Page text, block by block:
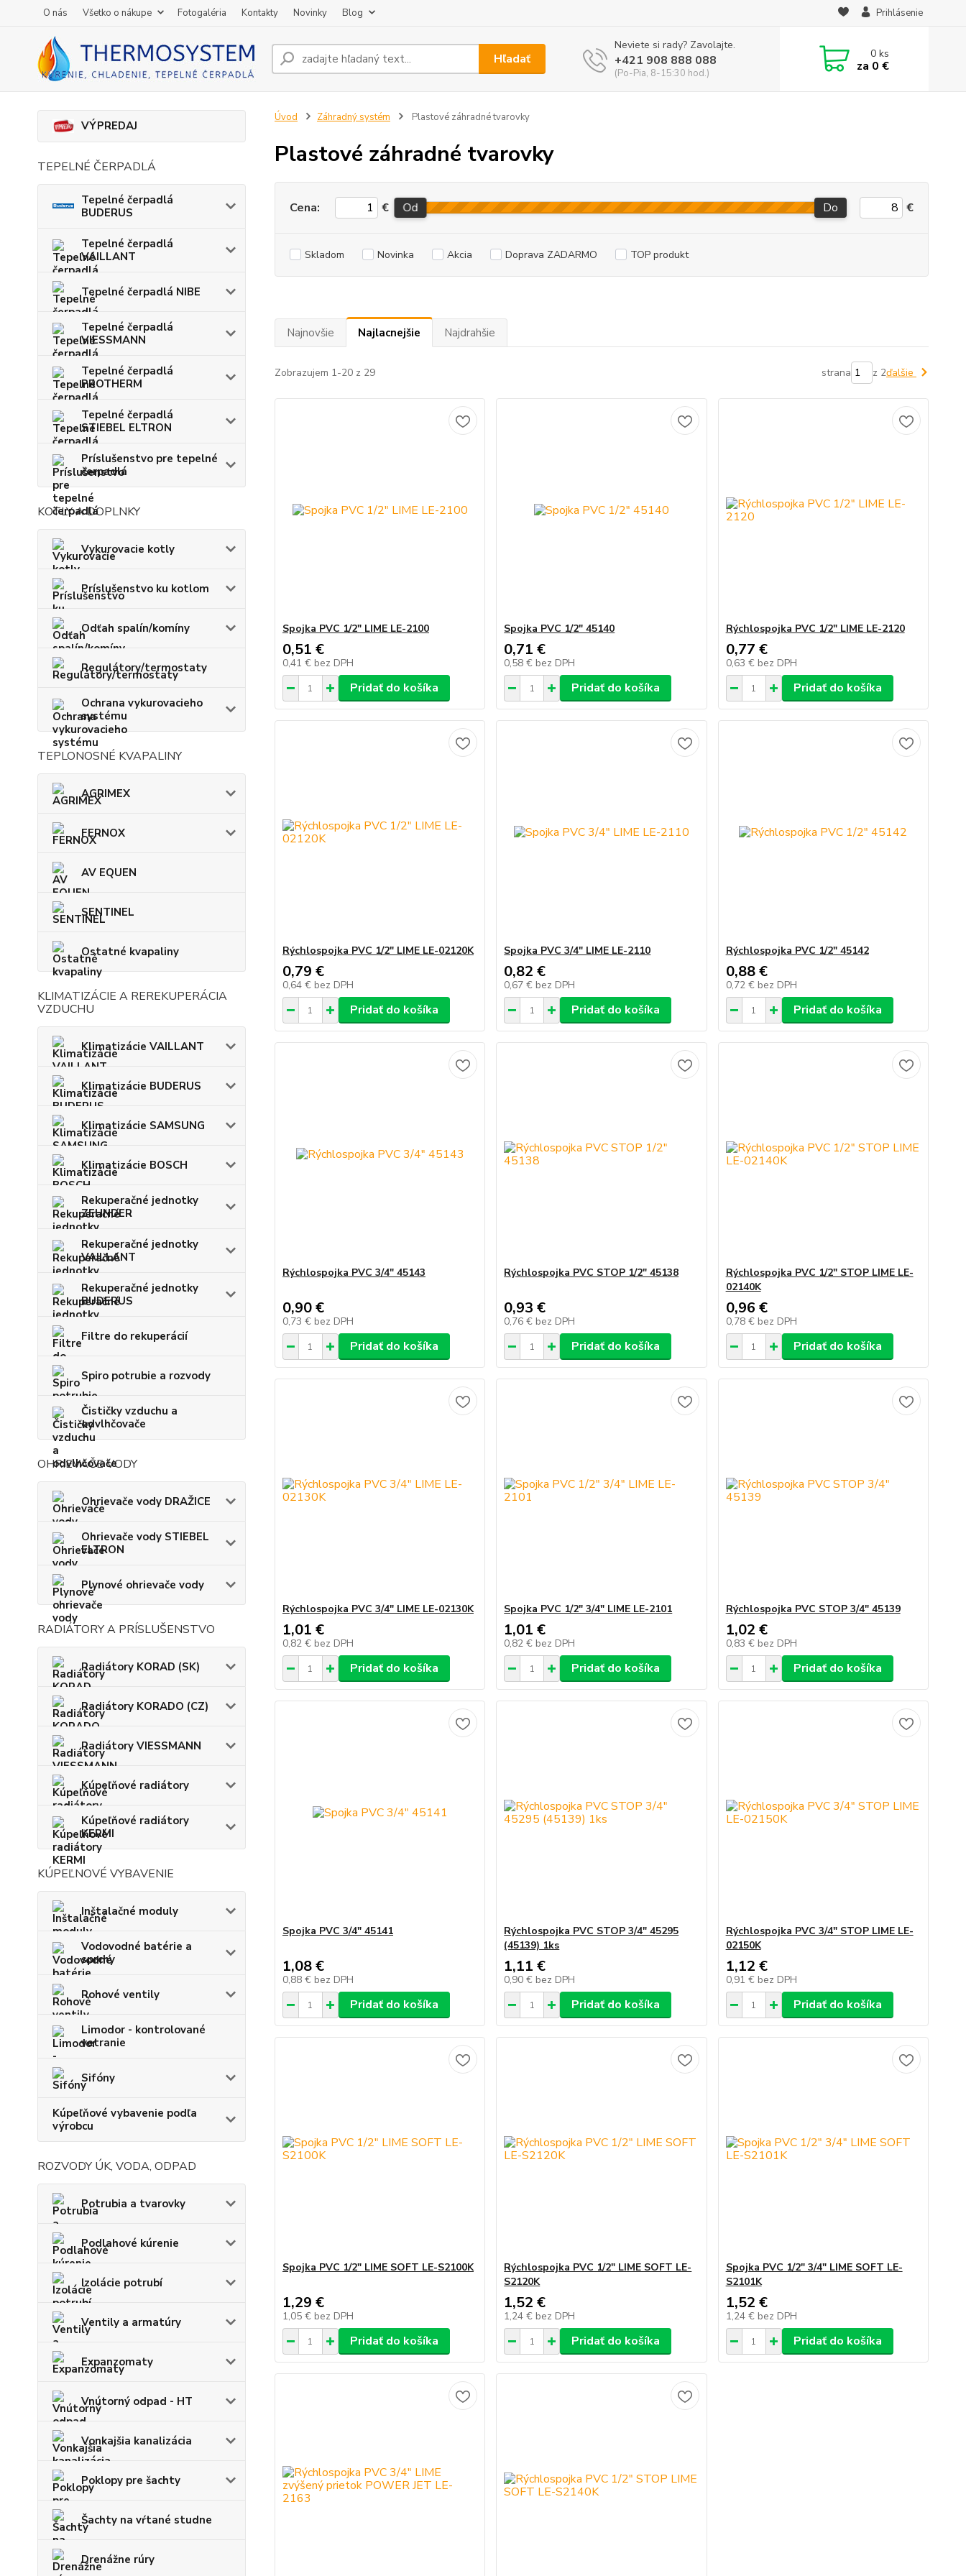
O nás Všetko o nákupe Fotogaléria Kontakty Novinky Blog Prihlásenie
Hľadať
Neviete si rady? Zavolajte.
+421 908 888 088
(Po-Pia, 8-15:30 hod.)
0ks
za 0 €
VÝPREDAJ
TEPELNÉ ČERPADLÁ
Tepelné čerpadlá
BUDERUS
Tepelné čerpadlá
VAILLANT
Tepelné čerpadlá NIBE
Tepelné čerpadlá
VIESSMANN
Tepelné čerpadlá
PROTHERM
Tepelné čerpadlá
STIEBEL ELTRON
Príslušenstvo pre tepelné
čerpadlá
KOTLY A DOPLNKY
Vykurovacie kotly
Príslušenstvo ku kotlom
Odťah spalín/komíny
Regulátory/termostaty
Ochrana vykurovacieho
systému
TEPLONOSNÉ KVAPALINY
AGRIMEX
FERNOX
AV EQUEN
SENTINEL
Ostatné kvapaliny
KLIMATIZÁCIE A REREKUPERÁCIA
VZDUCHU
Klimatizácie VAILLANT
Klimatizácie BUDERUS
Klimatizácie SAMSUNG
Klimatizácie BOSCH
Rekuperačné jednotky
ZEHNDER
Rekuperačné jednotky
VAILLANT
Rekuperačné jednotky
BUDERUS
Filtre do rekuperácií
Spiro potrubie a rozvody
Čističky vzduchu a
odvlhčovače
OHRIEVAČE VODY
Ohrievače vody DRAŽICE
Ohrievače vody STIEBEL
ELTRON
Plynové ohrievače vody
RADIÁTORY A PRÍSLUŠENSTVO
Radiátory KORAD (SK)
Radiátory KORADO (CZ)
Radiátory VIESSMANN
Kúpeľňové radiátory
Kúpeľňové radiátory
KERMI
KÚPEĽNOVÉ VYBAVENIE
Inštalačné moduly
Vodovodné batérie a
sprchy
Rohové ventily
Limodor - kontrolované
vetranie
Sifóny
Kúpeľňové vybavenie podľa
výrobcu
ROZVODY ÚK, VODA, ODPAD
Potrubia a tvarovky
Podlahové kúrenie
Izolácie potrubí
Ventily a armatúry
Expanzomaty
Vnútorný odpad - HT
Vonkajšia kanalizácia
Poklopy pre šachty
Šachty na vŕtané studne
Drenážne rúry
Úvod Záhradný systém Plastové záhradné tvarovky
Plastové záhradné tvarovky
Cena: € Od Do €
Skladom Novinka Akcia Doprava ZADARMO TOP produkt
Najnovšie Najlacnejšie Najdrahšie
Zobrazujem 1-20 z 29 strana z 2ďalšie
Spojka PVC 1/2" LIME LE-2100
0,51 €
0,41 € bez DPH
Pridať do košíka
Spojka PVC 1/2" 45140
0,71 €
0,58 € bez DPH
Pridať do košíka
Rýchlospojka PVC 1/2" LIME LE-2120
0,77 €
0,63 € bez DPH
Pridať do košíka
Rýchlospojka PVC 1/2" LIME LE-02120K
0,79 €
0,64 € bez DPH
Pridať do košíka
Spojka PVC 3/4" LIME LE-2110
0,82 €
0,67 € bez DPH
Pridať do košíka
Rýchlospojka PVC 1/2" 45142
0,88 €
0,72 € bez DPH
Pridať do košíka
Rýchlospojka PVC 3/4" 45143
0,90 €
0,73 € bez DPH
Pridať do košíka
Rýchlospojka PVC STOP 1/2" 45138
0,93 €
0,76 € bez DPH
Pridať do košíka
Rýchlospojka PVC 1/2" STOP LIME LE-
02140K
0,96 €
0,78 € bez DPH
Pridať do košíka
Rýchlospojka PVC 3/4" LIME LE-02130K
1,01 €
0,82 € bez DPH
Pridať do košíka
Spojka PVC 1/2" 3/4" LIME LE-2101
1,01 €
0,82 € bez DPH
Pridať do košíka
Rýchlospojka PVC STOP 3/4" 45139
1,02 €
0,83 € bez DPH
Pridať do košíka
Spojka PVC 3/4" 45141
1,08 €
0,88 € bez DPH
Pridať do košíka
Rýchlospojka PVC STOP 3/4" 45295
(45139) 1ks
1,11 €
0,90 € bez DPH
Pridať do košíka
Rýchlospojka PVC 3/4" STOP LIME LE-
02150K
1,12 €
0,91 € bez DPH
Pridať do košíka
Spojka PVC 1/2" LIME SOFT LE-S2100K
1,29 €
1,05 € bez DPH
Pridať do košíka
Rýchlospojka PVC 1/2" LIME SOFT LE-
S2120K
1,52 €
1,24 € bez DPH
Pridať do košíka
Spojka PVC 1/2" 3/4" LIME SOFT LE-
S2101K
1,52 €
1,24 € bez DPH
Pridať do košíka